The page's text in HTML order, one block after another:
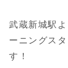
武蔵新城駅
ーニングス
す！